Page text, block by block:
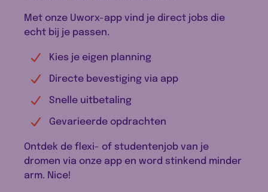
Met onze Uworx-app vind je direct jobs die
echt bij je passen.
Kies je eigen planning
Directe bevestiging via app
Snelle uitbetaling
Gevarieerde opdrachten
Ontdek de flexi- of studentenjob van je
dromen via onze app en word stinkend minder
arm. Nice!